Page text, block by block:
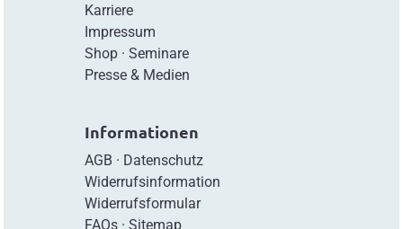
Karriere
Impressum
Shop· Seminare
Presse & Medien
Informationen
AGB · Datenschutz
Widerrufsinformation
Widerrufsformular
FAQs· Sitemap